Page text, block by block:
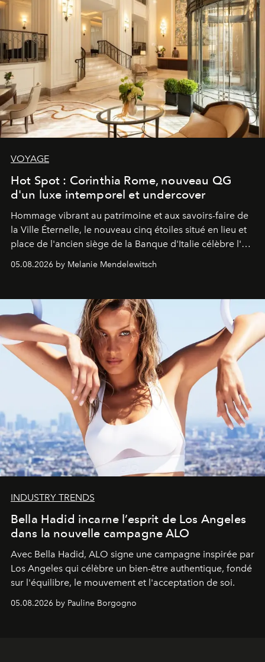
VOYAGE
Hot Spot : Corinthia Rome, nouveau QG
d'un luxe intemporel et undercover
Hommage vibrant au patrimoine et aux savoirs-faire de
la Ville Éternelle, le nouveau cinq étoiles situé en lieu et
place de l'ancien siège de la Banque d'Italie célèbre l'art
de vivre Romain dans toute son élégance intemporelle.
05.08.2026 by Melanie Mendelewitsch
INDUSTRY TRENDS
Bella Hadid incarne l’esprit de Los Angeles
dans la nouvelle campagne ALO
Avec Bella Hadid, ALO signe une campagne inspirée par
Los Angeles qui célèbre un bien-être authentique, fondé
sur l'équilibre, le mouvement et l'acceptation de soi.
05.08.2026 by Pauline Borgogno